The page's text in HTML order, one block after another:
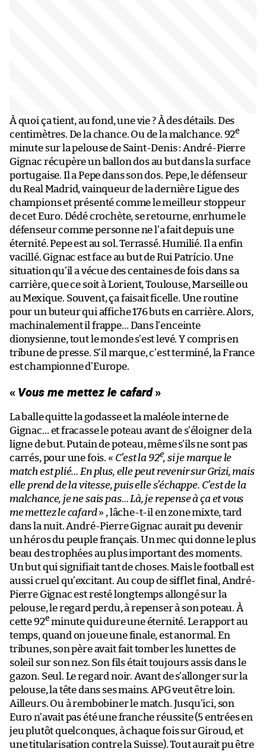
À quoi ça tient, au fond, une vie ? À des détails. Des
centimètres. De la chance. Ou de la malchance. 92e
minute sur la pelouse de Saint-Denis : André-Pierre
Gignac récupère un ballon dos au but dans la surface
portugaise. Il a Pepe dans son dos. Pepe, le défenseur
du Real Madrid, vainqueur de la dernière Ligue des
champions et présenté comme le meilleur stoppeur
de cet Euro. Dédé crochète, se retourne, enrhume le
défenseur comme personne ne l’a fait depuis une
éternité. Pepe est au sol. Terrassé. Humilié. Il a enfin
vacillé. Gignac est face au but de Rui Patrício. Une
situation qu’il a vécue des centaines de fois dans sa
carrière, que ce soit à Lorient, Toulouse, Marseille ou
au Mexique. Souvent, ça faisait ficelle. Une routine
pour un buteur qui affiche 176 buts en carrière. Alors,
machinalement il frappe… Dans l’enceinte
dionysienne, tout le monde s’est levé. Y compris en
tribune de presse. S’il marque, c’est terminé, la France
est championne d’Europe.
«Vous me mettez le cafard»
La balle quitte la godasse et la maléole interne de
Gignac… et fracasse le poteau avant de s’éloigner de la
ligne de but. Putain de poteau, même s’ils ne sont pas
carrés, pour une fois. « C’est la 92e, si je marque le
match est plié… En plus, elle peut revenir sur Grizi, mais
elle prend de la vitesse, puis elle s’échappe. C’est de la
malchance, je ne sais pas… Là, je repense à ça et vous
me mettez le cafard» , lâche-t-il en zone mixte, tard
dans la nuit. André-Pierre Gignac aurait pu devenir
un héros du peuple français. Un mec qui donne le plus
beau des trophées au plus important des moments.
Un but qui signifiait tant de choses. Mais le football est
aussi cruel qu’excitant. Au coup de sifflet final, André-
Pierre Gignac est resté longtemps allongé sur la
pelouse, le regard perdu, à repenser à son poteau. À
cette 92e minute qui dure une éternité. Le rapport au
temps, quand on joue une finale, est anormal. En
tribunes, son père avait fait tomber les lunettes de
soleil sur son nez. Son fils était toujours assis dans le
gazon. Seul. Le regard noir. Avant de s’allonger sur la
pelouse, la tête dans ses mains. APG veut être loin.
Ailleurs. Ou à rembobiner le match. Jusqu’ici, son
Euro n’avait pas été une franche réussite (5 entrées en
jeu plutôt quelconques, à chaque fois sur Giroud, et
une titularisation contre la Suisse). Tout aurait pu être